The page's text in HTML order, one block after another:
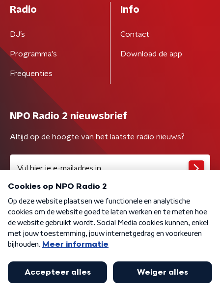
Radio
DJ’s
Programma's
Frequenties
Info
Contact
Download de app
NPO Radio 2 nieuwsbrief
Altijd op de hoogte van het laatste radio nieuws?
Algemene voorwaarden